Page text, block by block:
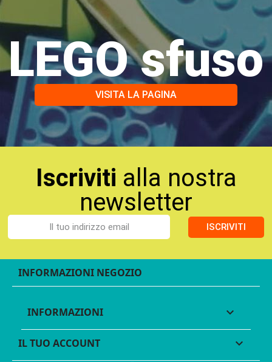
LEGO sfuso
VISITA LA PAGINA
Iscriviti alla nostra
newsletter
ISCRIVITI
INFORMAZIONI NEGOZIO
INFORMAZIONI 
IL TUO ACCOUNT 